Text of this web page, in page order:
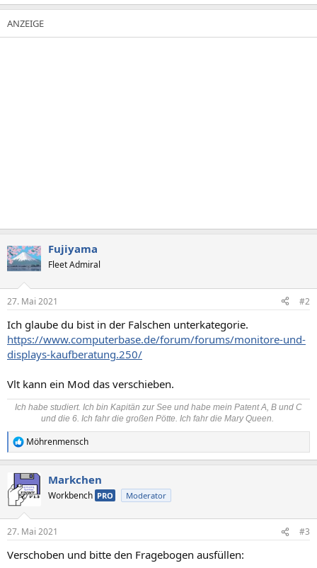
Fujiyama
Fleet Admiral
27. Mai 2021 #2
Ich glaube du bist in der Falschen unterkategorie.
https://www.computerbase.de/forum/forums/monitore-und-
displays-kaufberatung.250/
Vlt kann ein Mod das verschieben.
Ich habe studiert. Ich bin Kapitän zur See und habe mein Patent A, B und C
und die 6. Ich fahr die großen Pötte. Ich fahr die Mary Queen.
R
e
t
i
e
:
Möhrenmensch
Markchen
Workbench PRO Moderator
27. Mai 2021 #3
Verschoben und bitte den Fragebogen ausfüllen: